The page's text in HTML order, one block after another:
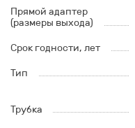
Прямой адаптер
(размеры выхода)
Срок годности, лет
Тип
Трубка